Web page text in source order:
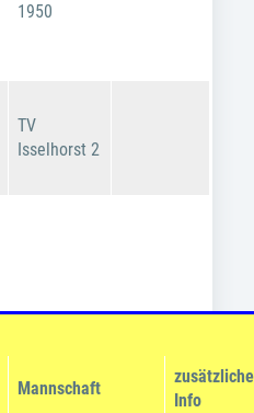
1950
TV
Isselhorst 2
Mannschaft
zusätzliche
Info